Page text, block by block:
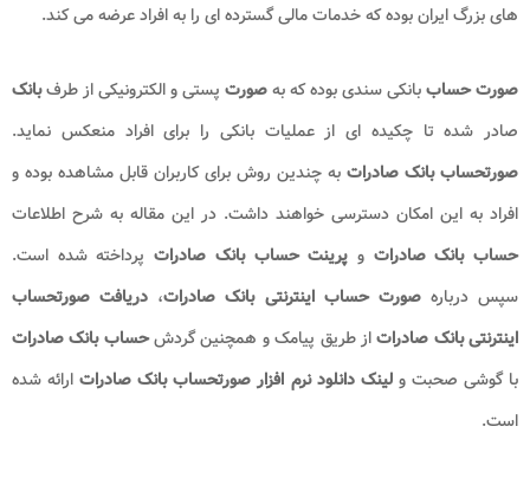
های بزرگ ایران بوده که خدمات مالی گسترده ای را به افراد عرضه می کند.
صورت حساببانکی سندی بوده که بهصورت پستی و الکترونیکی از طرفبانک
صادر شده تا چکیده ای از عملیات بانکی را برای افراد منعکس نماید.
صورتحساب بانک صادرات به چندین روش برای کاربران قابل مشاهده بوده و
افراد به این امکان دسترسی خواهند داشت. در این مقاله به شرح اطلاعات
حساب بانک صادراتو پرینت حساب بانک صادرات پرداخته شده است.
سپس درباره صورت حساب اینترنتی بانک صادرات، دریافت صورتحساب
اینترنتی بانک صادراتاز طریق پیامک و همچنین گردشحساب بانک صادرات
با گوشی صحبت و لینک دانلود نرم افزار صورتحساب بانک صادرات ارائه شده
است.